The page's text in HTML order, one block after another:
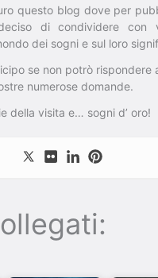
questo blog dove per
di condividere con
dei sogni e sul loro
se non potrò rispondere
numerose domande.
della visita e… sogni d’ oro!